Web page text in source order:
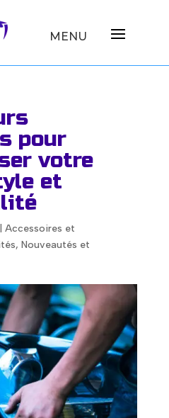
pour
votre
et
Accessoires et
, Nouveautés et